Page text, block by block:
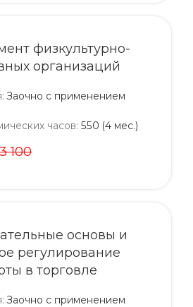
физкультурно-
организаций
: Заочно с применением
часов: 550 (4 мес.)
100
основы и
регулирование
в торговле
: Заочно с применением